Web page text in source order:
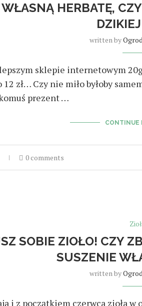
HERBATĘ,
written by
sklepie internetowym
12 zł… Czy nie miło byłoby
prezent …
CONTINUE
0 comments
SOBIE ZIOŁO! CZY
SUSZENIE
written by
i z początkiem czerwca zioła